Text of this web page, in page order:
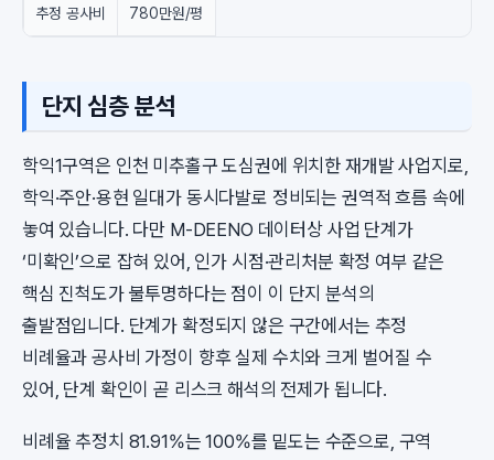
추정 공사비 780만원/평
단지 심층 분석
학익1구역은 인천 미추홀구 도심권에 위치한 재개발 사업지로,
학익·주안·용현 일대가 동시다발로 정비되는 권역적 흐름 속에
놓여 있습니다. 다만 M-DEENO 데이터상 사업 단계가
‘미확인’으로 잡혀 있어, 인가 시점·관리처분 확정 여부 같은
핵심 진척도가 불투명하다는 점이 이 단지 분석의
출발점입니다. 단계가 확정되지 않은 구간에서는 추정
비례율과 공사비 가정이 향후 실제 수치와 크게 벌어질 수
있어, 단계 확인이 곧 리스크 해석의 전제가 됩니다.
비례율 추정치 81.91%는 100%를 밑도는 수준으로, 구역